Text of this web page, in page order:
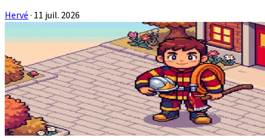
Hervé· 11 juil. 2026